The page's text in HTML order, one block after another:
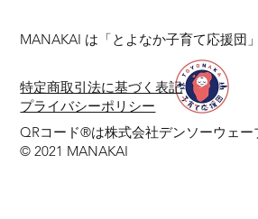
MANAKAI は「とよなか子育て応援団
​特定商取引法に基づく表記
プライバシーポリシー
QRコード®は株式会社デンソーウェー
© 2021 MANAKAI